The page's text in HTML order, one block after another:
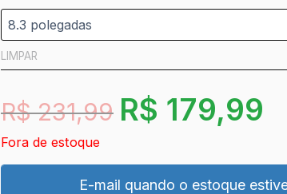
LIMPAR
R$231,99 R$ 179,99
Fora de estoque
E-mail quando o estoque